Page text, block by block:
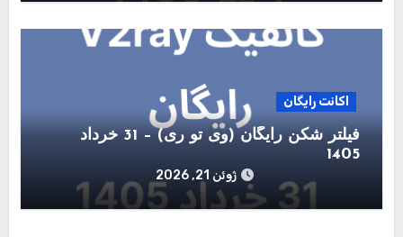
اکانت رایگان
فیلتر شکن رایگان (وی تو ری) – 31 خرداد
1405
ژوئن 21, 2026